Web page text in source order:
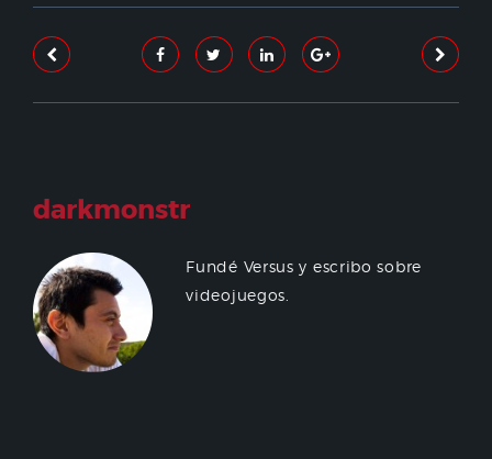
darkmonstr
Fundé Versus y escribo sobre
videojuegos.